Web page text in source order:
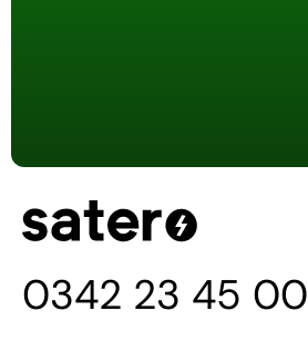
0342 23 45 00